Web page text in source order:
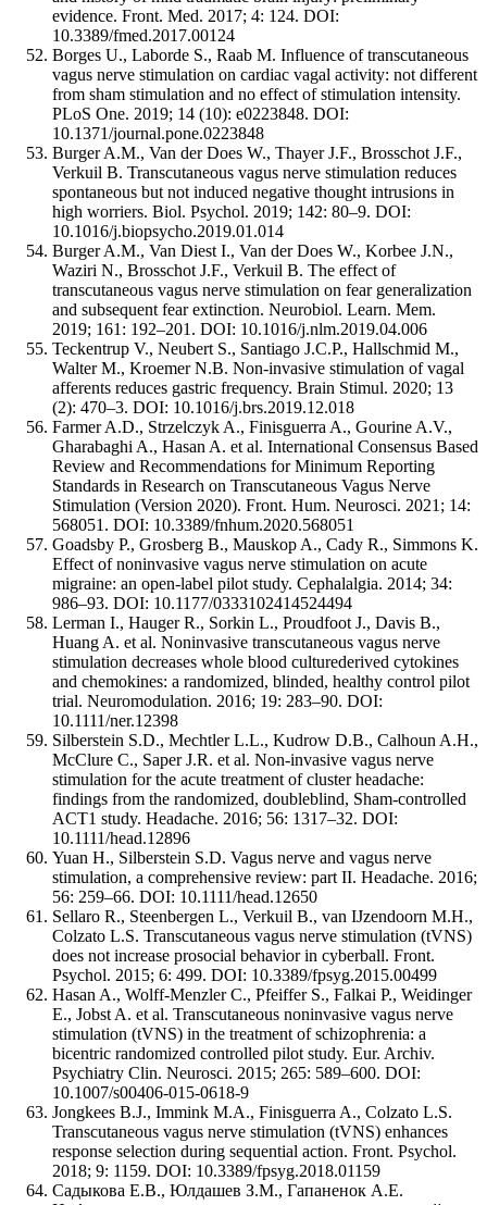
evidence. Front. Med. 2017; 4: 124. DOI:
10.3389/fmed.2017.00124
Borges U., Laborde S., Raab M. Influence of transcutaneous
vagus nerve stimulation on cardiac vagal activity: not different
from sham stimulation and no effect of stimulation intensity.
PLoS One. 2019; 14 (10): e0223848. DOI:
10.1371/journal.pone.0223848
Burger A.M., Van der Does W., Thayer J.F., Brosschot J.F.,
Verkuil B. Transcutaneous vagus nerve stimulation reduces
spontaneous but not induced negative thought intrusions in
high worriers. Biol. Psychol. 2019; 142: 80–9. DOI:
10.1016/j.biopsycho.2019.01.014
Burger A.M., Van Diest I., Van der Does W., Korbee J.N.,
Waziri N., Brosschot J.F., Verkuil B. The effect of
transcutaneous vagus nerve stimulation on fear generalization
and subsequent fear extinction. Neurobiol. Learn. Mem.
2019; 161: 192–201. DOI: 10.1016/j.nlm.2019.04.006
Teckentrup V., Neubert S., Santiago J.C.P., Hallschmid M.,
Walter M., Kroemer N.B. Non-invasive stimulation of vagal
afferents reduces gastric frequency. Brain Stimul. 2020; 13
(2): 470–3. DOI: 10.1016/j.brs.2019.12.018
Farmer A.D., Strzelczyk A., Finisguerra A., Gourine A.V.,
Gharabaghi A., Hasan A. et al. International Consensus Based
Review and Recommendations for Minimum Reporting
Standards in Research on Transcutaneous Vagus Nerve
Stimulation (Version 2020). Front. Hum. Neurosci. 2021; 14:
568051. DOI: 10.3389/fnhum.2020.568051
Goadsby P., Grosberg B., Mauskop A., Cady R., Simmons K.
Effect of noninvasive vagus nerve stimulation on acute
migraine: an open-label pilot study. Cephalalgia. 2014; 34:
986–93. DOI: 10.1177/0333102414524494
Lerman I., Hauger R., Sorkin L., Proudfoot J., Davis B.,
Huang A. et al. Noninvasive transcutaneous vagus nerve
stimulation decreases whole blood culturederived cytokines
and chemokines: a randomized, blinded, healthy control pilot
trial. Neuromodulation. 2016; 19: 283–90. DOI:
10.1111/ner.12398
Silberstein S.D., Mechtler L.L., Kudrow D.B., Calhoun A.H.,
McClure C., Saper J.R. et al. Non-invasive vagus nerve
stimulation for the acute treatment of cluster headache:
findings from the randomized, doubleblind, Sham-controlled
ACT1 study. Headache. 2016; 56: 1317–32. DOI:
10.1111/head.12896
Yuan H., Silberstein S.D. Vagus nerve and vagus nerve
stimulation, a comprehensive review: part II. Headache. 2016;
56: 259–66. DOI: 10.1111/head.12650
Sellaro R., Steenbergen L., Verkuil B., van IJzendoorn M.H.,
Colzato L.S. Transcutaneous vagus nerve stimulation (tVNS)
does not increase prosocial behavior in cyberball. Front.
Psychol. 2015; 6: 499. DOI: 10.3389/fpsyg.2015.00499
Hasan A., Wolff-Menzler C., Pfeiffer S., Falkai P., Weidinger
E., Jobst A. et al. Transcutaneous noninvasive vagus nerve
stimulation (tVNS) in the treatment of schizophrenia: a
bicentric randomized controlled pilot study. Eur. Archiv.
Psychiatry Clin. Neurosci. 2015; 265: 589–600. DOI:
10.1007/s00406-015-0618-9
Jongkees B.J., Immink M.A., Finisguerra A., Colzato L.S.
Transcutaneous vagus nerve stimulation (tVNS) enhances
response selection during sequential action. Front. Psychol.
2018; 9: 1159. DOI: 10.3389/fpsyg.2018.01159
Садыкова Е.В., Юлдашев З.М., Гапаненок А.Е.